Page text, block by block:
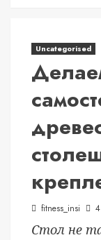
Uncategorised
fitness_insi
Стол не